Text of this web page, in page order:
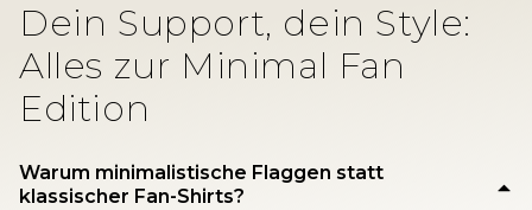
Dein Support, dein Style:
Alles zur Minimal Fan
Edition
Warum minimalistische Flaggen statt
klassischer Fan-Shirts?